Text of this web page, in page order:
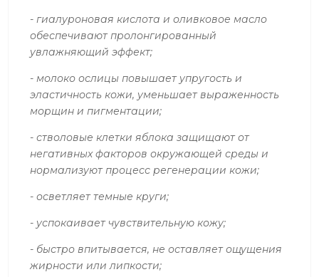
- гиалуроновая кислота и оливковое масло
обеспечивают пролонгированный
увлажняющий эффект;
- молоко ослицы повышает упругость и
эластичность кожи, уменьшает выраженность
морщин и пигментации;
- стволовые клетки яблока защищают от
негативных факторов окружающей среды и
нормализуют процесс регенерации кожи;
- осветляет темные круги;
- успокаивает чувствительную кожу;
- быстро впитывается, не оставляет ощущения
жирности или липкости;